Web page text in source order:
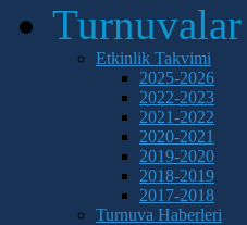
Turnuvalar
Etkinlik Takvimi
2025-2026
2022-2023
2021-2022
2020-2021
2019-2020
2018-2019
2017-2018
Turnuva Haberleri